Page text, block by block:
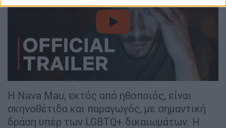
video
Η Nava Mau, εκτός από ηθοποιός, είναι
σκηνοθέτιδα και παραγωγός, με σημαντική
δράση υπέρ των LGBTQ+ δικαιωμάτων. Η